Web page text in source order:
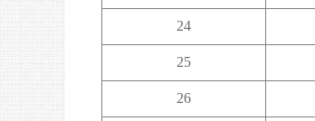
24
25
26